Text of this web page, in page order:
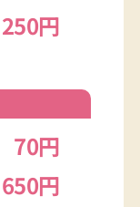
250円
70円
650円